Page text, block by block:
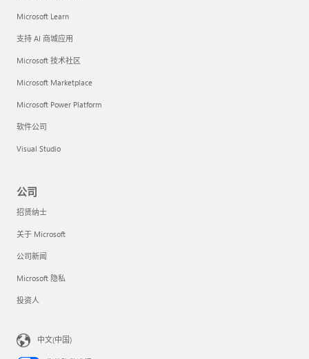
Microsoft Learn
支持 AI 商城应用
Microsoft 技术社区
Microsoft Marketplace
Microsoft Power Platform
软件公司
Visual Studio
公司
招贤纳士
关于 Microsoft
公司新闻
Microsoft 隐私
投资人
中文(中国)